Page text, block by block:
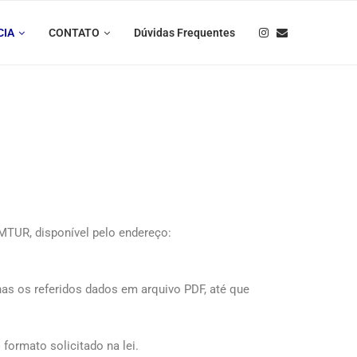
CONTATO Dúvidas Frequentes
disponível pelo endereço:
os referidos dados em arquivo PDF, até que
formato solicitado na lei.